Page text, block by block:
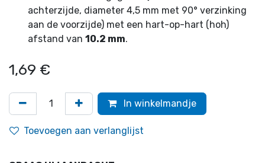
achterzijde, diameter 4,5 mm met 90° verzinking
aan de voorzijde) met een hart-op-hart (hoh)
afstand van 10.2 mm.
1,69 €
In winkelmandje
Toevoegen aan verlanglijst